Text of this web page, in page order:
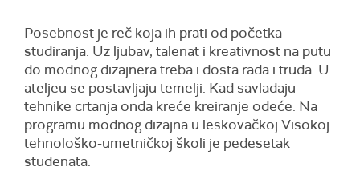
Posebnost je reč koja ih prati od početka
studiranja. Uz ljubav, talenat i kreativnost na putu
do modnog dizajnera treba i dosta rada i truda. U
ateljeu se postavljaju temelji. Kad savladaju
tehnike crtanja onda kreće kreiranje odeće. Na
programu modnog dizajna u leskovačkoj Visokoj
tehnološko-umetničkoj školi je pedesetak
studenata.